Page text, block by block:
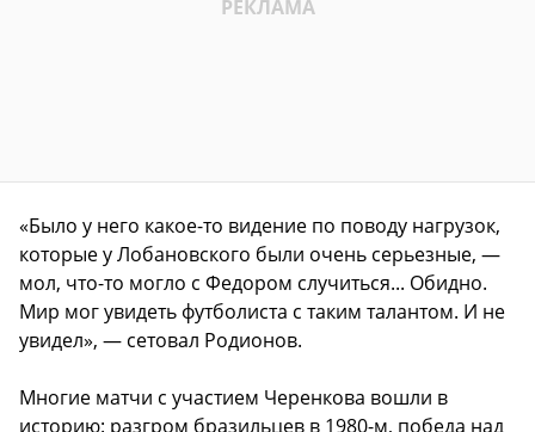
«Было у него какое-то видение по поводу нагрузок,
которые у Лобановского были очень серьезные, —
мол, что-то могло с Федором случиться... Обидно.
Мир мог увидеть футболиста с таким талантом. И не
увидел», — сетовал Родионов.
Многие матчи с участием Черенкова вошли в
историю: разгром бразильцев в 1980-м, победа над